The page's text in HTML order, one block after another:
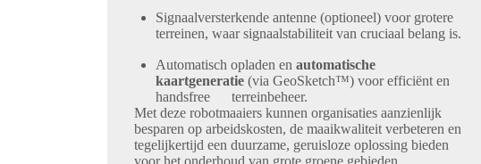
Signaalversterkende antenne(optioneel) voor grotere
terreinen, waar signaalstabiliteit van cruciaal belang is.
Automatisch opladen en automatische
kaartgeneratie(via GeoSketch™) voor efficiënt en
handsfree terreinbeheer.
Met deze robotmaaiers kunnen organisaties aanzienlijk
besparen op arbeidskosten, de maaikwaliteit verbeteren en
tegelijkertijd een duurzame, geruisloze oplossing bieden
voor het onderhoud van grote groene gebieden.